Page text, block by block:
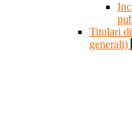
Titolari
generali)